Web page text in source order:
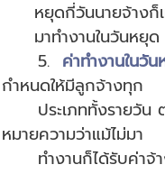
หยุดกี่วันนายจ้างก็
มาทำงานในวันหยุด
5. ค่าทำงานในวั
กำหนดให้มีลูกจ้างทุก
ประเภททั้งรายวัน
หมายความว่าแม้ไม่มา
ทำงานก็ได้รับค่าจ้